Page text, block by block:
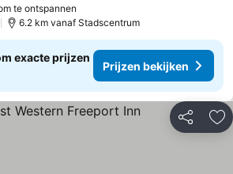
te ontspannen
6.2 km vanaf Stadscentrum
exacte prijzen
Prijzen bekijken
Delen